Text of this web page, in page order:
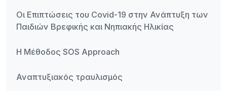
Οι Επιπτώσεις του Covid-19 στην Ανάπτυξη των
Παιδιών Βρεφικής και Νηπιακής Ηλικίας
Η Μέθοδος SOS Approach
Αναπτυξιακός τραυλισμός